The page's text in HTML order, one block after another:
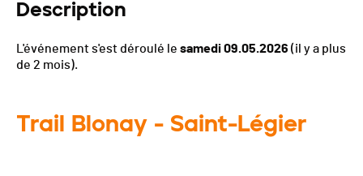
Description
L'événement s'est déroulé le samedi 09.05.2026 (il y a plus
de 2 mois).
Trail Blonay - Saint-Légier